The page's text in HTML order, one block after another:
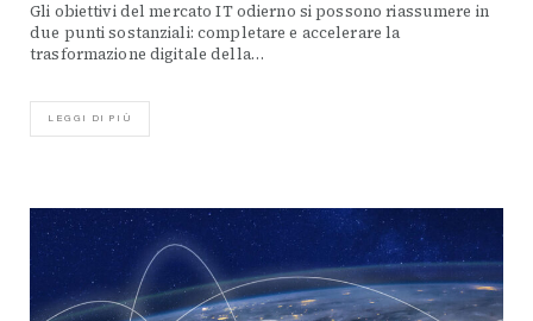
Gli obiettivi del mercato IT odierno si possono riassumere in
due punti sostanziali: completare e accelerare la
trasformazione digitale della…
LEGGI DI PIÙ